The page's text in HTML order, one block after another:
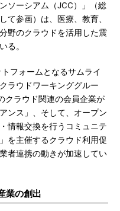
ソーシアム（JCC）」（総
て参画）は、医療、教育、
野のクラウドを活用した震
る。
フォームとなるサムライ
ラウドワーキンググルー
クラウド関連の会員企業が
ンス」、そして、オープン
情報交換を行うコミュニテ
を主催するクラウド利用促
者連携の動きが加速してい
業の創出